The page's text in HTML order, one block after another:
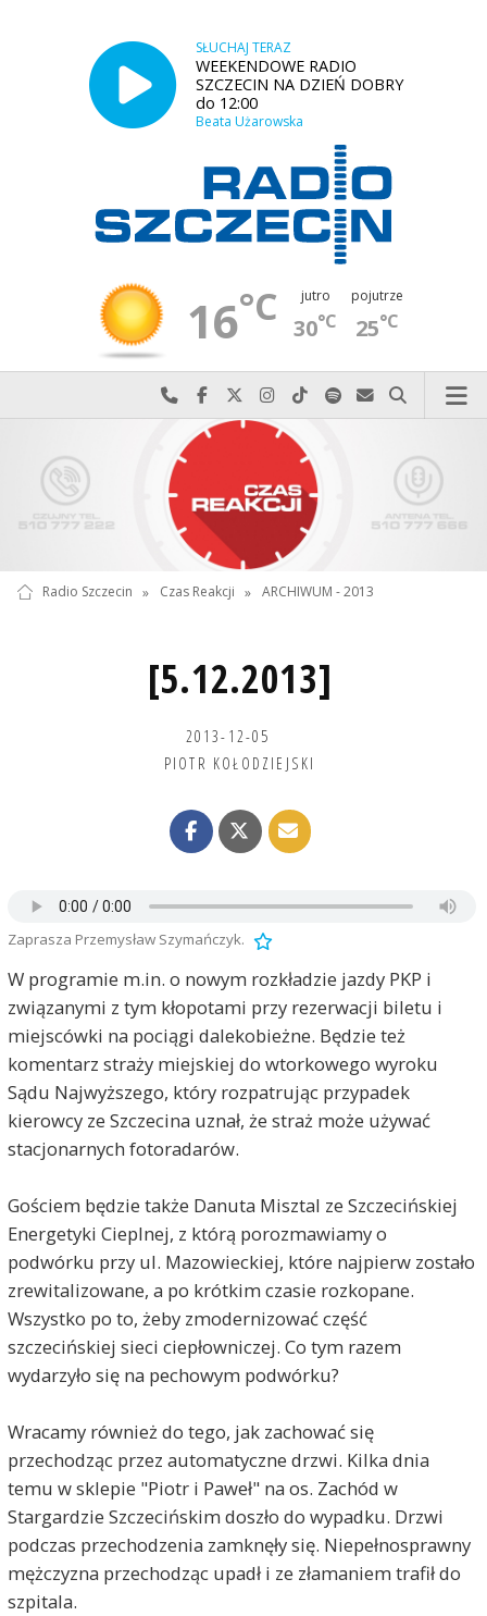
SŁUCHAJ TERAZ
WEEKENDOWE RADIO
SZCZECIN NA DZIEŃ DOBRY
do 12:00
Beata Użarowska
16°C jutro
30°C
pojutrze
25°C
Najlepiej po prostu do nas zadzwoń
Odwiedź nas na Facebook-u
Odwiedź nas na X
Odwiedź nas na Instagram-ie
Odwiedź nas na TikTok-u
Szukaj nas na Spotify
Wyślij do nas
Szukaj
Radio Szczecin » Czas Reakcji » ARCHIWUM - 2013
[5.12.2013]
2013-12-05
PIOTR KOŁODZIEJSKI
Zaprasza Przemysław Szymańczyk.
W programie m.in. o nowym rozkładzie jazdy PKP i
związanymi z tym kłopotami przy rezerwacji biletu i
miejscówki na pociągi dalekobieżne. Będzie też
komentarz straży miejskiej do wtorkowego wyroku
Sądu Najwyższego, który rozpatrując przypadek
kierowcy ze Szczecina uznał, że straż może używać
stacjonarnych fotoradarów.
Gościem będzie także Danuta Misztal ze Szczecińskiej
Energetyki Cieplnej, z którą porozmawiamy o
podwórku przy ul. Mazowieckiej, które najpierw zostało
zrewitalizowane, a po krótkim czasie rozkopane.
Wszystko po to, żeby zmodernizować część
szczecińskiej sieci ciepłowniczej. Co tym razem
wydarzyło się na pechowym podwórku?
Wracamy również do tego, jak zachować się
przechodząc przez automatyczne drzwi. Kilka dnia
temu w sklepie "Piotr i Paweł" na os. Zachód w
Stargardzie Szczecińskim doszło do wypadku. Drzwi
podczas przechodzenia zamknęły się. Niepełnosprawny
mężczyzna przechodząc upadł i ze złamaniem trafił do
szpitala.